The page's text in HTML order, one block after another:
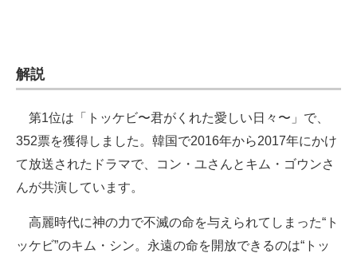
エネルギーの専門メディア
ちょっと気になるネットの話題
解説
第1位は「トッケビ〜君がくれた愛しい日々〜」で、
352票を獲得しました。韓国で2016年から2017年にかけ
て放送されたドラマで、コン・ユさんとキム・ゴウンさ
んが共演しています。
高麗時代に神の力で不滅の命を与えられてしまった“ト
ッケビ”のキム・シン。永遠の命を開放できるのは“トッ